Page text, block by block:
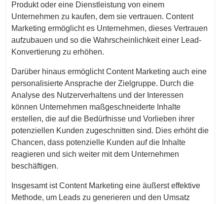
Produkt oder eine Dienstleistung von einem
Unternehmen zu kaufen, dem sie vertrauen. Content
Marketing ermöglicht es Unternehmen, dieses Vertrauen
aufzubauen und so die Wahrscheinlichkeit einer Lead-
Konvertierung zu erhöhen.
Darüber hinaus ermöglicht Content Marketing auch eine
personalisierte Ansprache der Zielgruppe. Durch die
Analyse des Nutzerverhaltens und der Interessen
können Unternehmen maßgeschneiderte Inhalte
erstellen, die auf die Bedürfnisse und Vorlieben ihrer
potenziellen Kunden zugeschnitten sind. Dies erhöht die
Chancen, dass potenzielle Kunden auf die Inhalte
reagieren und sich weiter mit dem Unternehmen
beschäftigen.
Insgesamt ist Content Marketing eine äußerst effektive
Methode, um Leads zu generieren und den Umsatz